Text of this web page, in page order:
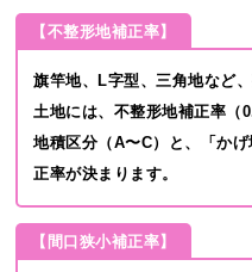
【不整形地補正率】
旗竿地、L字型、三角地など
土地には、不整形地補正率（
地積区分（A〜C）と、「か
正率が決まります。
【間口狭小補正率】